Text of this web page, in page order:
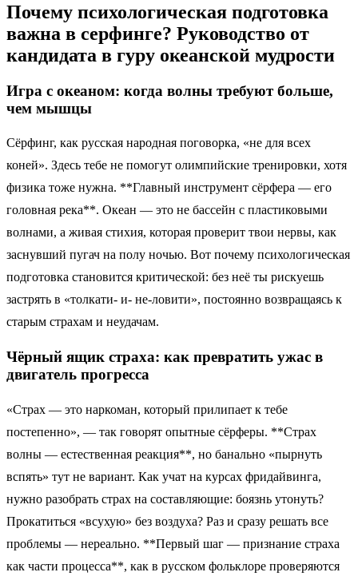
Почему психологическая подготовка
важна в серфинге? Руководство от
кандидата в гуру океанской мудрости
Игра с океаном: когда волны требуют больше,
чем мышцы
Сёрфинг, как русская народная поговорка, «не для всех
коней». Здесь тебе не помогут олимпийские тренировки, хотя
физика тоже нужна. **Главный инструмент сёрфера — его
головная река**. Океан — это не бассейн с пластиковыми
волнами, а живая стихия, которая проверит твои нервы, как
заснувший пугач на полу ночью. Вот почему психологическая
подготовка становится критической: без неё ты рискуешь
застрять в «толкати- и- не-ловити», постоянно возвращаясь к
старым страхам и неудачам.
Чёрный ящик страха: как превратить ужас в
двигатель прогресса
«Страх — это наркоман, который прилипает к тебе
постепенно», — так говорят опытные сёрферы. **Страх
волны — естественная реакция**, но банально «пырнуть
вспять» тут не вариант. Как учат на курсах фридайвинга,
нужно разобрать страх на составляющие: боязнь утонуть?
Прокатиться «всухую» без воздуха? Раз и сразу решать все
проблемы — нереально. **Первый шаг — признание страха
как части процесса**, как в русском фольклоре проверяются